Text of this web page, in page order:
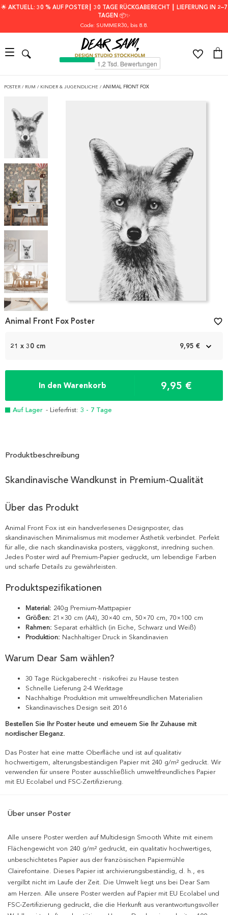
🌟 AKTUELL: 30 % AUF POSTER┃ 30 TAGE RÜCKGABERECHT ┃ LIEFERUNG IN 2–7
TAGEN 📦✨
Code: SUMMER30, bis 8.8.
POSTER / RUM / KINDER & JUGENDLICHE / ANIMAL FRONT FOX
Item
1
21 x 30 cm 9,95 €
In den Warenkorb 9,95 €
Auf Lager - Lieferfrist: 3 - 7 Tage
Animal Front Fox Poster favorite_border
Produktbeschreibung
Skandinavische Wandkunst in Premium-Qualität
Über das Produkt
Animal Front Fox ist ein handverlesenes Designposter, das
skandinavischen Minimalismus mit moderner Ästhetik verbindet. Perfekt
für alle, die nach skandinaviska posters, väggkonst, inredning suchen.
Jedes Poster wird auf Premium-Papier gedruckt, um lebendige Farben
und scharfe Details zu gewährleisten.
Produktspezifikationen
Material: 240g Premium-Mattpapier
Größen: 21×30 cm (A4), 30×40 cm, 50×70 cm, 70×100 cm
Rahmen: Separat erhältlich (in Eiche, Schwarz und Weiß)
Produktion: Nachhaltiger Druck in Skandinavien
Warum Dear Sam wählen?
30 Tage Rückgaberecht - risikofrei zu Hause testen
Schnelle Lieferung 2-4 Werktage
Nachhaltige Produktion mit umweltfreundlichen Materialien
Skandinavisches Design seit 2016
Bestellen Sie Ihr Poster heute und erneuern Sie Ihr Zuhause mit
nordischer Eleganz.
Das Poster hat eine matte Oberfläche und ist auf qualitativ
hochwertigem, alterungsbeständigen Papier mit 240 g/m² gedruckt. Wir
verwenden für unsere Poster ausschließlich umweltfreundliches Papier
mit EU Ecolabel und FSC-Zertifizierung.
Über unser Poster
Alle unsere Poster werden auf Multidesign Smooth White mit einem
Flächengewicht von 240 g/m² gedruckt, ein qualitativ hochwertiges,
unbeschichtetes Papier aus der französischen Papiermühle
Clairefontaine. Dieses Papier ist archivierungsbeständig, d. h., es
vergilbt nicht im Laufe der Zeit. Die Umwelt liegt uns bei Dear Sam
am Herzen. Alle unsere Poster werden auf Papier mit EU Ecolabel und
FSC-Zertifizierung gedruckt, die die Herkunft aus verantwortungsvoller